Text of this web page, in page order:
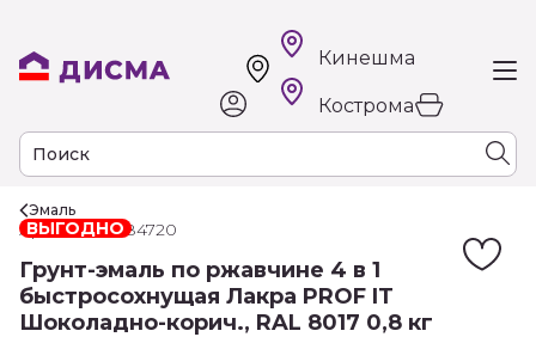
Кинешма
Кострома
Эмаль
ВЫГОДНО
Арт. РТ-00084720
Грунт-эмаль по ржавчине 4 в 1
быстросохнущая Лакра PROF IT
Шоколадно-корич., RAL 8017 0,8 кг